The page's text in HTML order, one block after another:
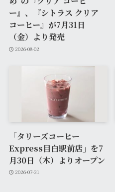
ー』、『シトラス クリア
コーヒー』が7月31日
（金）より発売
2026-08-02
「タリーズコーヒー
Express目白駅前店」を7
月30日（木）よりオープン
2026-07-31